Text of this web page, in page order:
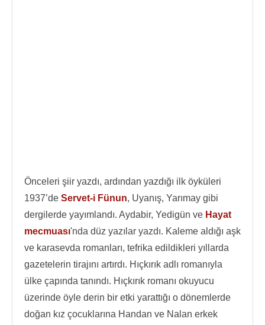
Önceleri şiir yazdı, ardından yazdığı ilk öyküleri
1937’de Servet-i Fünun, Uyanış, Yarımay gibi
dergilerde yayımlandı. Aydabir, Yedigün ve Hayat
mecmuası'nda düz yazılar yazdı. Kaleme aldığı aşk
ve karasevda romanları, tefrika edildikleri yıllarda
gazetelerin tirajını artırdı. Hıçkırık adlı romanıyla
ülke çapında tanındı. Hıçkırık romanı okuyucu
üzerinde öyle derin bir etki yarattığı o dönemlerde
doğan kız çocuklarına Handan ve Nalan erkek